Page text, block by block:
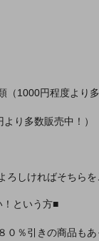
1000円程度より多
り多数販売中！）
しければそちらを
という方■
％引きの商品もあ